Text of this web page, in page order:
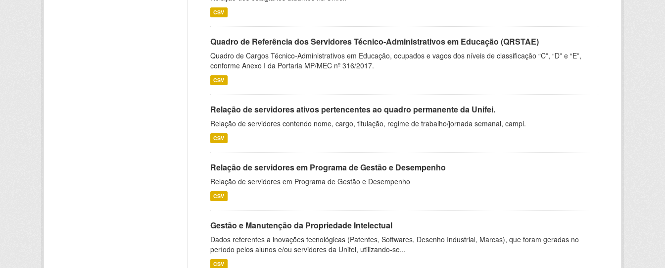
CSV
Quadro de Referência dos Servidores Técnico-Administrativos em Educação (QRSTAE)
Quadro de Cargos Técnico-Administrativos em Educação, ocupados e vagos dos níveis de classificação “C”, “D” e “E”,
conforme Anexo I da Portaria MP/MEC nº 316/2017.
CSV
Relação de servidores ativos pertencentes ao quadro permanente da Unifei.
Relação de servidores contendo nome, cargo, titulação, regime de trabalho/jornada semanal, campi.
CSV
Relação de servidores em Programa de Gestão e Desempenho
Relação de servidores em Programa de Gestão e Desempenho
CSV
Gestão e Manutenção da Propriedade Intelectual
Dados referentes a inovações tecnológicas (Patentes, Softwares, Desenho Industrial, Marcas), que foram geradas no
período pelos alunos e/ou servidores da Unifei, utilizando-se...
CSV